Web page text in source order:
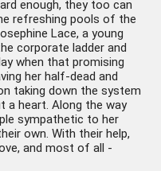
enough, they too can
refreshing pools of the
Lace, a young
corporate ladder and
when that promising
her half-dead and
taking down the system
a heart. Along the way
sympathetic to her
own. With their help,
and most of all -